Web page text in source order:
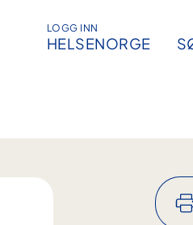
LOGG INN
HELSENORGE